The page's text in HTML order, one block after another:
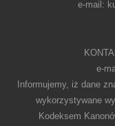
e-mail:
e-
Informujemy, iż dane
wykorzystywane
Kodeksem